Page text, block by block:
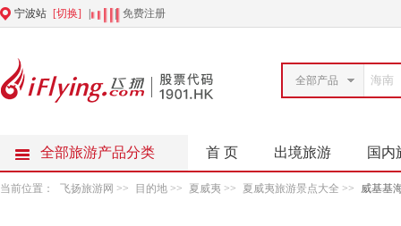
宁波站 [切换] | 免费注册
全部产品
全部旅游产品分类 首 页 出境旅游 国内
当前位置： 飞扬旅游网 >> 目的地 >> 夏威夷 >> 夏威夷旅游景点大全 >> 威基基